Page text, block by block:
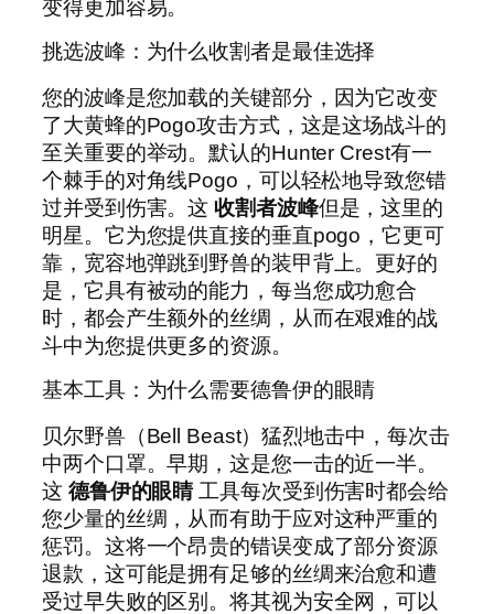
变得更加容易。
挑选波峰：为什么收割者是最佳选择
您的波峰是您加载的关键部分，因为它改变
了大黄蜂的Pogo攻击方式，这是这场战斗的
至关重要的举动。默认的Hunter Crest有一
个棘手的对角线Pogo，可以轻松地导致您错
过并受到伤害。这收割者波峰但是，这里的
明星。它为您提供直接的垂直pogo，它更可
靠，宽容地弹跳到野兽的装甲背上。更好的
是，它具有被动的能力，每当您成功愈合
时，都会产生额外的丝绸，从而在艰难的战
斗中为您提供更多的资源。
基本工具：为什么需要德鲁伊的眼睛
贝尔野兽（Bell Beast）猛烈地击中，每次击
中两个口罩。早期，这是您一击的近一半。
这 德鲁伊的眼睛工具每次受到伤害时都会给
您少量的丝绸，从而有助于应对这种严重的
惩罚。这将一个昂贵的错误变成了部分资源
退款，这可能是拥有足够的丝绸来治愈和遭
受过早失败的区别。将其视为安全网，可以